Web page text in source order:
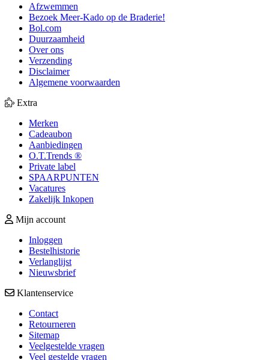
Afzwemmen
Bezoek Meer-Kado op de Braderie!
Bol.com
Duurzaamheid
Over ons
Verzending
Disclaimer
Algemene voorwaarden
Extra
Merken
Cadeaubon
Aanbiedingen
O.T.Trends ®
Private label
SPAARPUNTEN
Vacatures
Zakelijk Inkopen
Mijn account
Inloggen
Bestelhistorie
Verlanglijst
Nieuwsbrief
Klantenservice
Contact
Retourneren
Sitemap
Veelgestelde vragen
Veel gestelde vragen